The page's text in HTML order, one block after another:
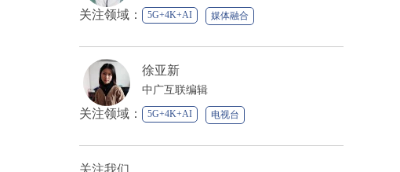
关注领域： 5G+4K+AI 媒体融合
徐亚新
中广互联编辑
关注领域： 5G+4K+AI 电视台
关注我们